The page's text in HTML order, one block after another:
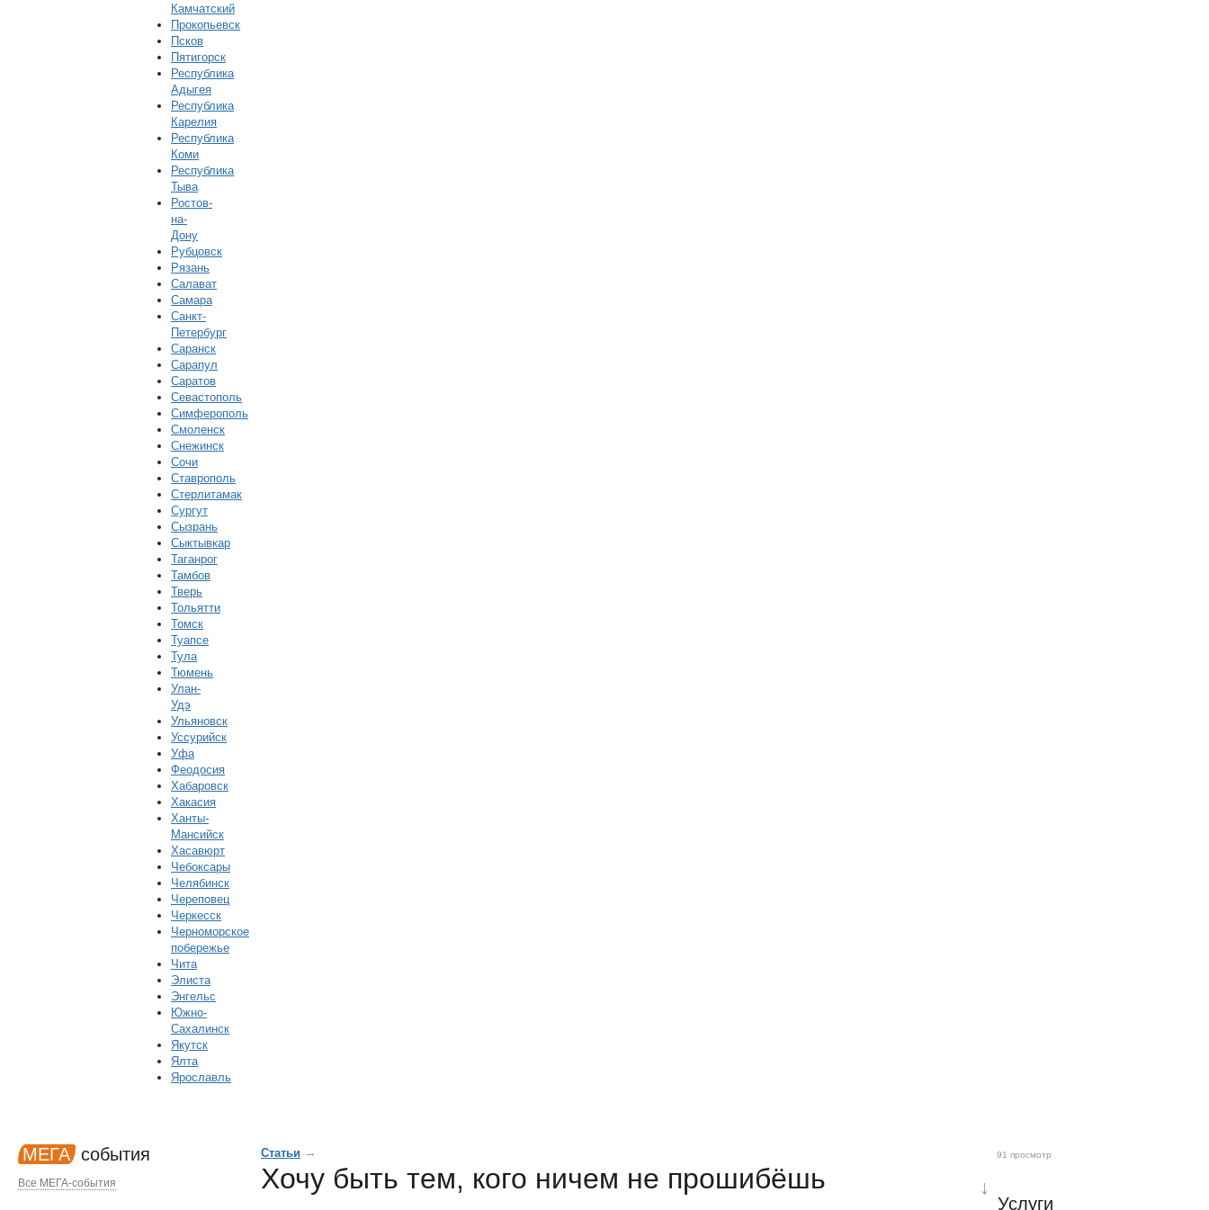
Камчатский
Прокопьевск
Псков
Пятигорск
Республика
Адыгея
Республика
Карелия
Республика
Коми
Республика
Тыва
Ростов-
на-
Дону
Рубцовск
Рязань
Салават
Самара
Санкт-
Петербург
Саранск
Сарапул
Саратов
Севастополь
Симферополь
Смоленск
Снежинск
Сочи
Ставрополь
Стерлитамак
Сургут
Сызрань
Сыктывкар
Таганрог
Тамбов
Тверь
Тольятти
Томск
Туапсе
Тула
Тюмень
Улан-
Удэ
Ульяновск
Уссурийск
Уфа
Феодосия
Хабаровск
Хакасия
Ханты-
Мансийск
Хасавюрт
Чебоксары
Челябинск
Череповец
Черкесск
Черноморское
побережье
Чита
Элиста
Энгельс
Южно-
Сахалинск
Якутск
Ялта
Ярославль
↓
Услуги
Статьи →
Хочу быть тем, кого ничем не прошибёшь
91 просмотр
МЕГА события
Все МЕГА-события